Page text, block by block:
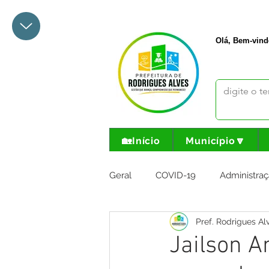
Olá, Bem-
🏡Início Município🔽
Geral COVID-19
Meio Ambiente e Turismo
Jailson
Pref. Rodrigues